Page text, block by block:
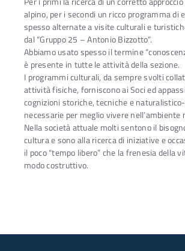
alpino, per i secondi un ricco programma di
spesso alternate a visite culturali e
dal “Gruppo 25 – Antonio Bizzotto”.
Abbiamo usato spesso il termine
è presente in tutte le attività della sezione.
I programmi culturali, da sempre svolti
attività fisiche, forniscono ai Soci ed
cognizioni storiche, tecniche e
necessarie per meglio vivere nell’ambiente
Nella società attuale molti sentono il
cultura e sono alla ricerca di iniziative e
il poco “tempo libero” che la frenesia della
modo costruttivo.